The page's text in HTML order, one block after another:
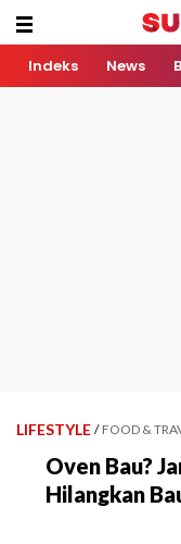
Indeks News
LIFESTYLE / FOOD &
Oven Bau?
Hilangkan